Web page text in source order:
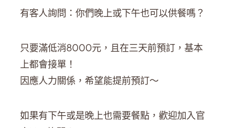
有客人詢問：你們晚上或下午也可以供餐嗎？
只要滿低消8000元，且在三天前預訂，基本
上都會接單！
因應人力關係，希望能提前預訂～
如果有下午或是晚上也需要餐點，歡迎加入官